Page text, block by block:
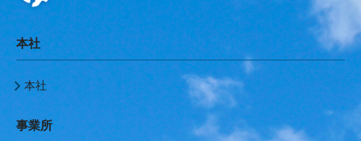
本社
本社
事業所